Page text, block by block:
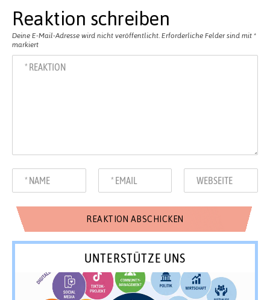
Reaktion schreiben
Deine E-Mail-Adresse wird nicht veröffentlicht. Erforderliche Felder sind mit *
markiert
UNTERSTÜTZE UNS